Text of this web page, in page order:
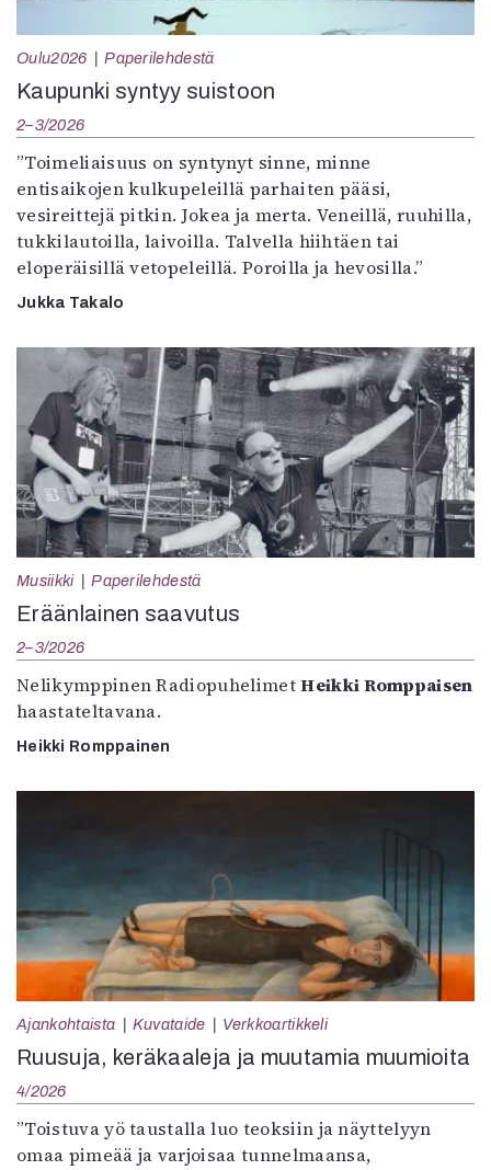
Oulu2026 Paperilehdestä
Kaupunki syntyy suistoon
2–3/2026
”Toimeliaisuus on syntynyt sinne, minne
entisaikojen kulkupeleillä parhaiten pääsi,
vesireittejä pitkin. Jokea ja merta. Veneillä, ruuhilla,
tukkilautoilla, laivoilla. Talvella hiihtäen tai
eloperäisillä vetopeleillä. Poroilla ja hevosilla.”
Jukka Takalo
Musiikki Paperilehdestä
Eräänlainen saavutus
2–3/2026
Nelikymppinen RadiopuhelimetHeikki Romppaisen
haastateltavana.
Heikki Romppainen
Ajankohtaista Kuvataide Verkkoartikkeli
Ruusuja, keräkaaleja ja muutamia muumioita
4/2026
”Toistuva yö taustalla luo teoksiin ja näyttelyyn
omaa pimeää ja varjoisaa tunnelmaansa,